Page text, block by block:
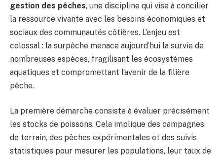
gestion des pêches, une discipline qui vise à concilier
la ressource vivante avec les besoins économiques et
sociaux des communautés côtières. L’enjeu est
colossal : la surpêche menace aujourd’hui la survie de
nombreuses espèces, fragilisant les écosystèmes
aquatiques et compromettant l’avenir de la filière
pêche.
La première démarche consiste à évaluer précisément
les stocks de poissons. Cela implique des campagnes
de terrain, des pêches expérimentales et des suivis
statistiques pour mesurer les populations, leur taux de